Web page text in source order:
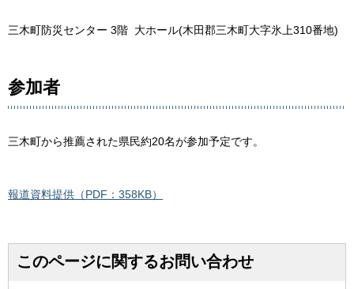
三木町防災センター 3階 大ホール(木田郡三木町大字氷上310番地)
参加者
三木町から推薦された県民約20名が参加予定です。
報道資料提供（PDF：358KB）
このページに関するお問い合わせ